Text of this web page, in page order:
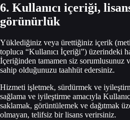
6. Kullanıcı içeriği,
görünürlük
Yüklediğiniz veya ürettiğiniz içerik
topluca “Kullanıcı İçeriği”) üzerindeki
İçeriğinden tamamen siz sorumlusunuz
sahip olduğunuzu taahhüt edersiniz.
Hizmeti işletmek, sürdürmek ve
sağlama ve iyileştirme amacıyla
saklamak, görüntülemek ve dağıtmak
olmayan, telifsiz bir lisans verirsiniz.